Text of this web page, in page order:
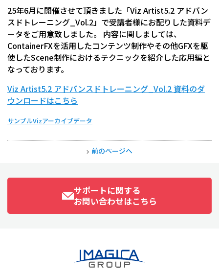
25年6月に開催させて頂きました「Viz Artist5.2 アドバン
スドトレーニング_Vol.2」で受講者様にお配りした資料デ
ータをご用意致しました。 内容に関しましては、
ContainerFXを活用したコンテンツ制作やその他GFXを駆
使したScene制作におけるテクニックを紹介した応用編と
なっております。
Viz Artist5.2 アドバンスドトレーニング_Vol.2 資料のダ
ウンロードはこちら
サンプルVizアーカイブデータ
前のページヘ
サポートに関する
お問い合わせはこちら